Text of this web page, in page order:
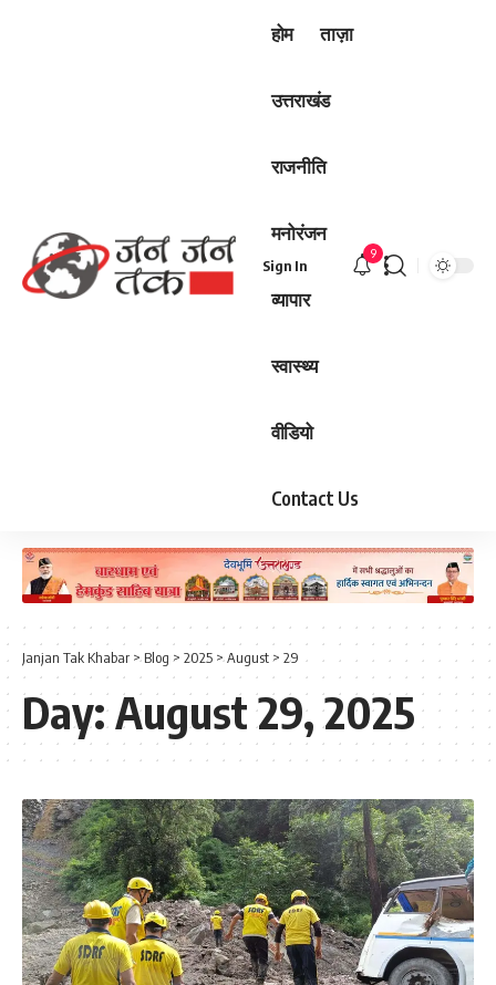
होम ताज़ा
उत्तराखंड
राजनीति
मनोरंजन
व्यापार
स्वास्थ्य
वीडियो
Contact Us
Sign In
9
Janjan Tak Khabar >Blog > 2025 >August> 29
Day:August 29, 2025